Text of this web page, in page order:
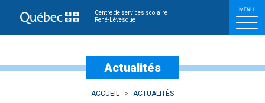
Centre de services scolaire
René-Lévesque
Bonne journée à tout
Actualités
ACCUEIL
ACTUALITÉS